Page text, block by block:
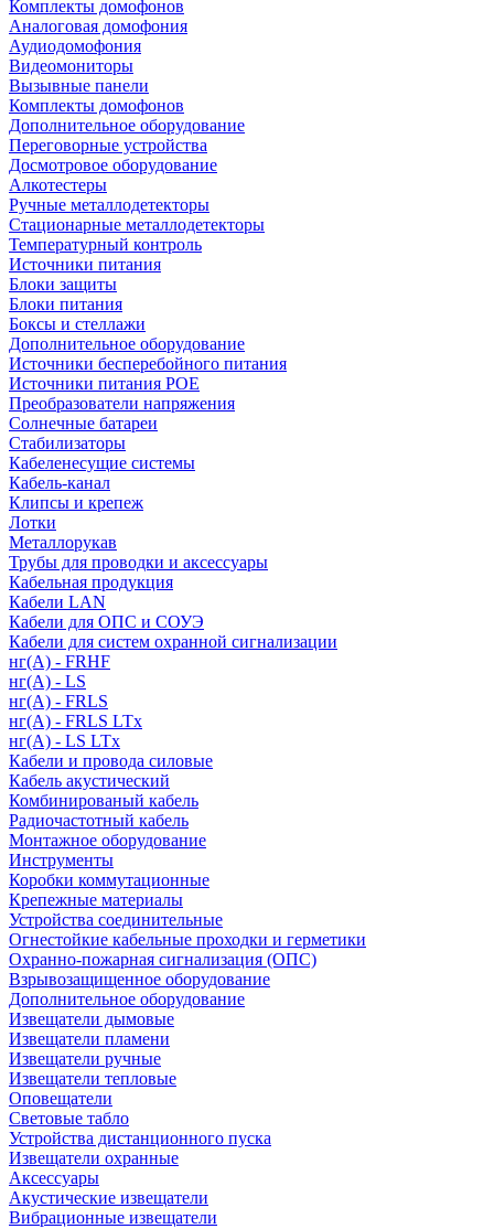
Комплекты домофонов
Аналоговая домофония
Аудиодомофония
Видеомониторы
Вызывные панели
Комплекты домофонов
Дополнительное оборудование
Переговорные устройства
Досмотровое оборудование
Алкотестеры
Ручные металлодетекторы
Стационарные металлодетекторы
Температурный контроль
Источники питания
Блоки защиты
Блоки питания
Боксы и стеллажи
Дополнительное оборудование
Источники бесперебойного питания
Источники питания POE
Преобразователи напряжения
Солнечные батареи
Стабилизаторы
Кабеленесущие системы
Кабель-канал
Клипсы и крепеж
Лотки
Металлорукав
Трубы для проводки и аксессуары
Кабельная продукция
Кабели LAN
Кабели для ОПС и СОУЭ
Кабели для систем охранной сигнализации
нг(A) - FRHF
нг(A) - LS
нг(А) - FRLS
нг(А) - FRLS LTx
нг(А) - LS LTx
Кабели и провода силовые
Кабель акустический
Комбинированый кабель
Радиочастотный кабель
Монтажное оборудование
Инструменты
Коробки коммутационные
Крепежные материалы
Устройства соединительные
Огнестойкие кабельные проходки и герметики
Охранно-пожарная сигнализация (ОПС)
Взрывозащищенное оборудование
Дополнительное оборудование
Извещатели дымовые
Извещатели пламени
Извещатели ручные
Извещатели тепловые
Оповещатели
Световые табло
Устройства дистанционного пуска
Извещатели охранные
Аксессуары
Акустические извещатели
Вибрационные извещатели